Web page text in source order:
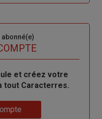
et créez votre
tout Caracterres.